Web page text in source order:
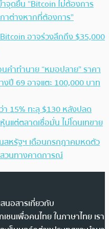
จุดยืน “Bitcoin ไม่ต้องการ
กาต่างหากที่ต้องการ”
อาจร่วงลึกถึง $35,000
คำทำนาย “หมอปลาย” ราคา
งปี 69 อาจแตะ 100,000 บาท
15% ทะลุ $130 หลังปลด
แต่ตลาดเชื่อมั่น ไม่โดนเทขาย
สหรัฐฯ เดือนกรกฎาคมหดตัว
วนทางคาดการณ์
นอสารเกี่ยวกับ
ชนเพื่อคนไทย ในภาษาไทย เรา